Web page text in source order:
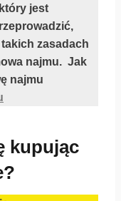
jest
zasadach
najmu. Jak
najmu
kupując